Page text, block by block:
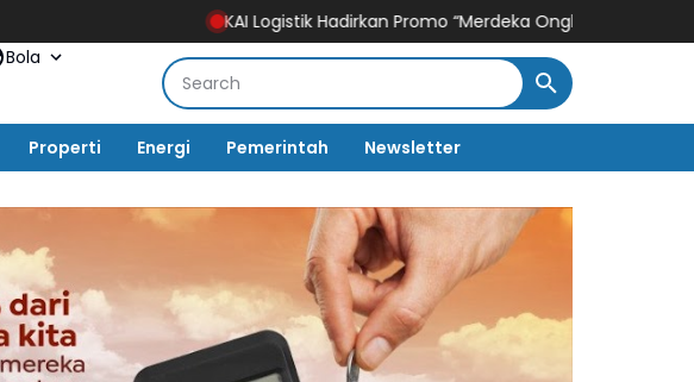
KAI Logistik Hadirkan Promo “Merdeka Ongkir” untuk Pengiriman Paket
Bola
Properti Energi Pemerintah Newsletter